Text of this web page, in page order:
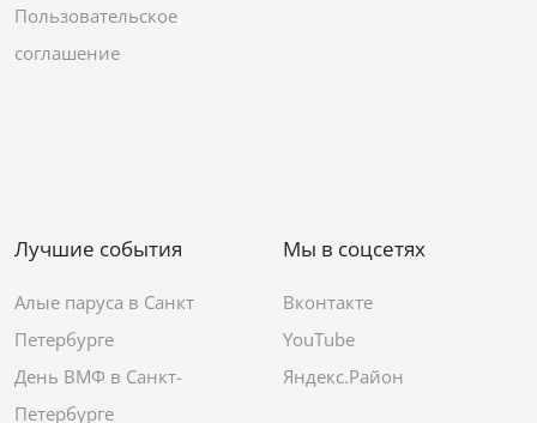
Пользовательское
соглашение
Лучшие события
Алые паруса в Санкт
Петербурге
День ВМФ в Санкт-
Петербурге
Мы в соцсетях
Вконтакте
YouTube
Яндекс.Район